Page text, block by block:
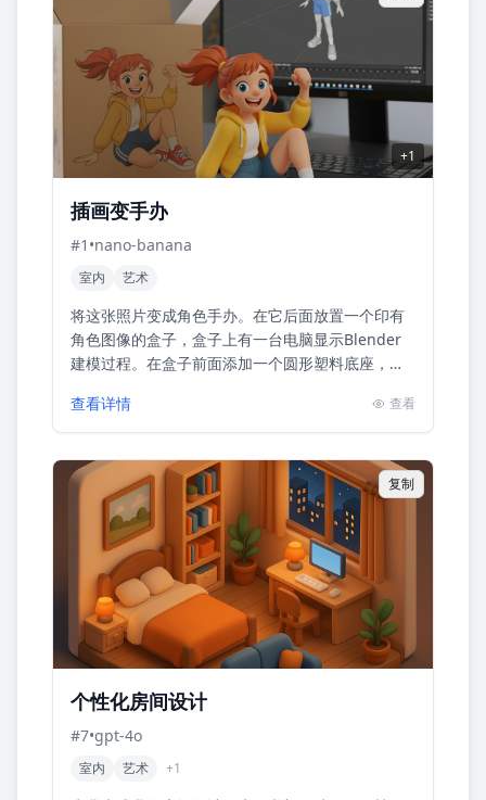
+1
插画变手办
#1 •nano-banana
室内 艺术
将这张照片变成角色手办。在它后面放置一个印有
角色图像的盒子，盒子上有一台电脑显示Blender
建模过程。在盒子前面添加一个圆形塑料底座，角
内
查看详情 查看
复制
个性化房间设计
#7•gpt-4o
室内 艺术 +1